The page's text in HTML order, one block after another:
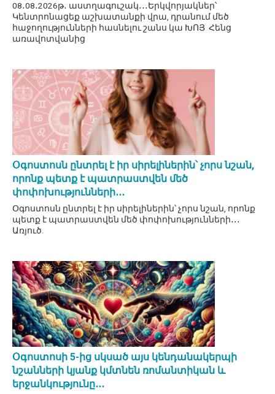
08․08․2026թ․ աստղագուշակ․․․Երկվորյակներ՝
Կենտրոնացեք աշխատանքի վրա, դրանում մեծ
հաջողությունների հասնելու շանս կա ԽՈՅ Հենց
առավոտվանից
Օգոստոսն ընտրել է իր սիրելիներին՝ չորս նշան,
որոնք պետք է պատրաստվեն մեծ
փոփոխությունների․․․
Օգոստոսն ընտրել է իր սիրելիներին՝ չորս նշան, որոնք
պետք է պատրաստվեն մեծ փոփոխությունների․․․
Առյուծ.
Օգոստոսի 5-ից սկսած այս կենդանակերպի
նշանների կյանք կմտնեն ռոմանտիկան և
երջանկությունը․․․